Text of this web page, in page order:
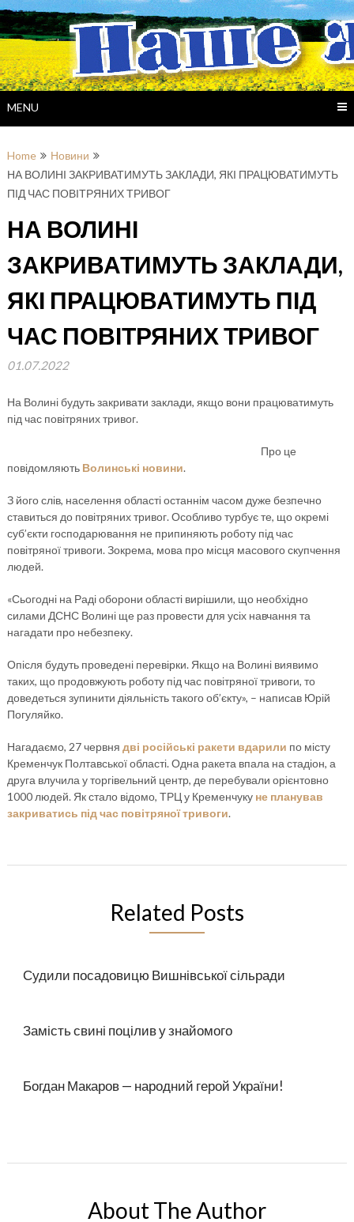
Skip
to
content
MENU
Home
Новини
НА ВОЛИНІ ЗАКРИВАТИМУТЬ ЗАКЛАДИ, ЯКІ ПРАЦЮВАТИМУТЬ
ПІД ЧАС ПОВІТРЯНИХ ТРИВОГ
НА ВОЛИНІ
ЗАКРИВАТИМУТЬ ЗАКЛАДИ,
ЯКІ ПРАЦЮВАТИМУТЬ ПІД
ЧАС ПОВІТРЯНИХ ТРИВОГ
01.07.2022
На Волині будуть закривати заклади, якщо вони працюватимуть
під час повітряних тривог.
Про це
повідомляють Волинські новини.
З його слів, населення області останнім часом дуже безпечно
ставиться до повітряних тривог. Особливо турбує те, що окремі
суб’єкти господарювання не припиняють роботу під час
повітряної тривоги. Зокрема, мова про місця масового скупчення
людей.
«Сьогодні на Раді оборони області вирішили, що необхідно
силами ДСНС Волині ще раз провести для усіх навчання та
нагадати про небезпеку.
Опісля будуть проведені перевірки. Якщо на Волині виявимо
таких, що продовжують роботу під час повітряної тривоги, то
доведеться зупинити діяльність такого об’єкту», – написав Юрій
Погуляйко.
Нагадаємо, 27 червня дві російські ракети вдарили по місту
Кременчук Полтавської області. Одна ракета впала на стадіон, а
друга влучила у торгівельний центр, де перебували орієнтовно
1000 людей. Як стало відомо, ТРЦ у Кременчуку не планував
закриватись під час повітряної тривоги.
Related Posts
Судили посадовицю Вишнівської сільради
Замість свині поцілив у знайомого
Богдан Макаров — народний герой України!
About The Author